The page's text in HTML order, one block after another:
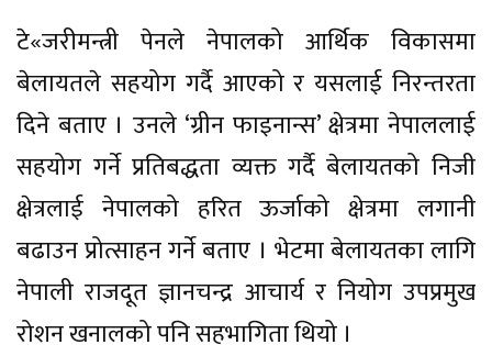
टे«जरीमन्त्री पेनले नेपालको आर्थिक विकासमा
बेलायतले सहयोग गर्दै आएको र यसलाई निरन्तरता
दिने बताए । उनले ‘ग्रीन फाइनान्स’ क्षेत्रमा नेपाललाई
सहयोग गर्ने प्रतिबद्धता व्यक्त गर्दै बेलायतको निजी
क्षेत्रलाई नेपालको हरित ऊर्जाको क्षेत्रमा लगानी
बढाउन प्रोत्साहन गर्ने बताए । भेटमा बेलायतका लागि
नेपाली राजदूत ज्ञानचन्द्र आचार्य र नियोग उपप्रमुख
रोशन खनालको पनि सहभागिता थियो ।